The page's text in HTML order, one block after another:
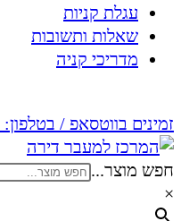
עגלת קניות
שאלות ותשובות
מדריכי קניה
זמינים בווטסאפ / בטלפון:
חפש מוצר...
×